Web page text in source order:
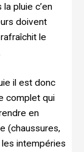
pluie c’en
doivent
le
il est donc
complet qui
en
(chaussures,
intempéries